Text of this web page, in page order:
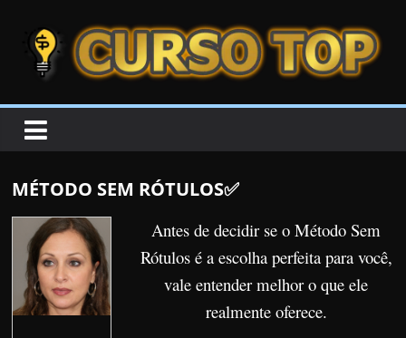
CURSOTOP
s
e
l
MÉTODO SEM RÓTULOS✅
Antes de decidir se o Método Sem
Rótulos é a escolha perfeita para você,
vale entender melhor o que ele
realmente oferece.